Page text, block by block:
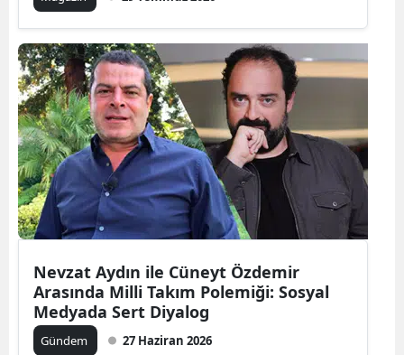
Nevzat Aydın ile Cüneyt Özdemir
Arasında Milli Takım Polemiği: Sosyal
Medyada Sert Diyalog
Gündem 27 Haziran 2026